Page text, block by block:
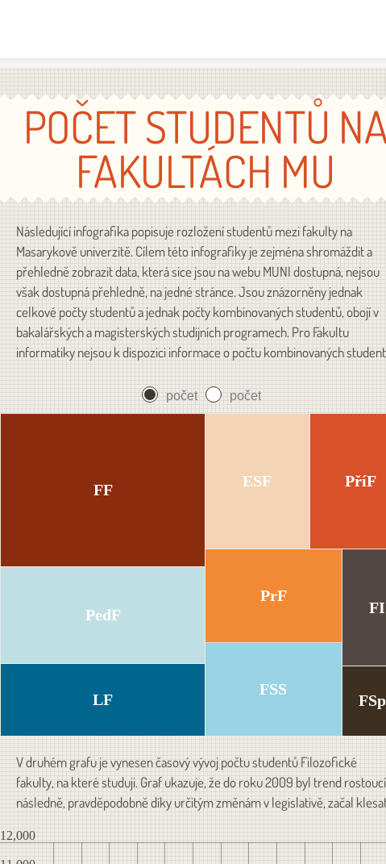
POČET STUDENTŮ
FAKULTÁCH MU
Následující infografika popisuje rozložení studentů mezi fakulty na
Masarykově univerzitě. Cílem této infografiky je zejména shromáždit a
přehledně zobrazit data, která sice jsou na webu MUNI dostupná, nejsou
však dostupná přehledně, na jedné stránce. Jsou znázorněny jednak
celkové počty studentů a jednak počty kombinovaných studentů, obojí v
bakalářských a magisterských studijních programech. Pro Fakultu
informatiky nejsou k dispozici informace o počtu kombinovaných
počet počet
FF
PedF
ESF
PrF
LF
FSS
PříF
FI
V druhém grafu je vynesen časový vývoj počtu studentů Filozofické
fakulty, na které studuji. Graf ukazuje, že do roku 2009 byl trend
následně, pravděpodobně díky určitým změnám v legislativě, začal
12,000